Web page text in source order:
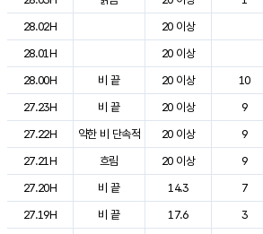
28.02H
20 이상
28.01H
20 이상
28.00H
비 끝 20 이상 10
27.23H
비 끝 20 이상 9
27.22H
약한 비 단속적 20 이상 9
27.21H
흐림 20 이상 9
27.20H
비 끝 14.3 7
27.19H
비 끝 17.6 3